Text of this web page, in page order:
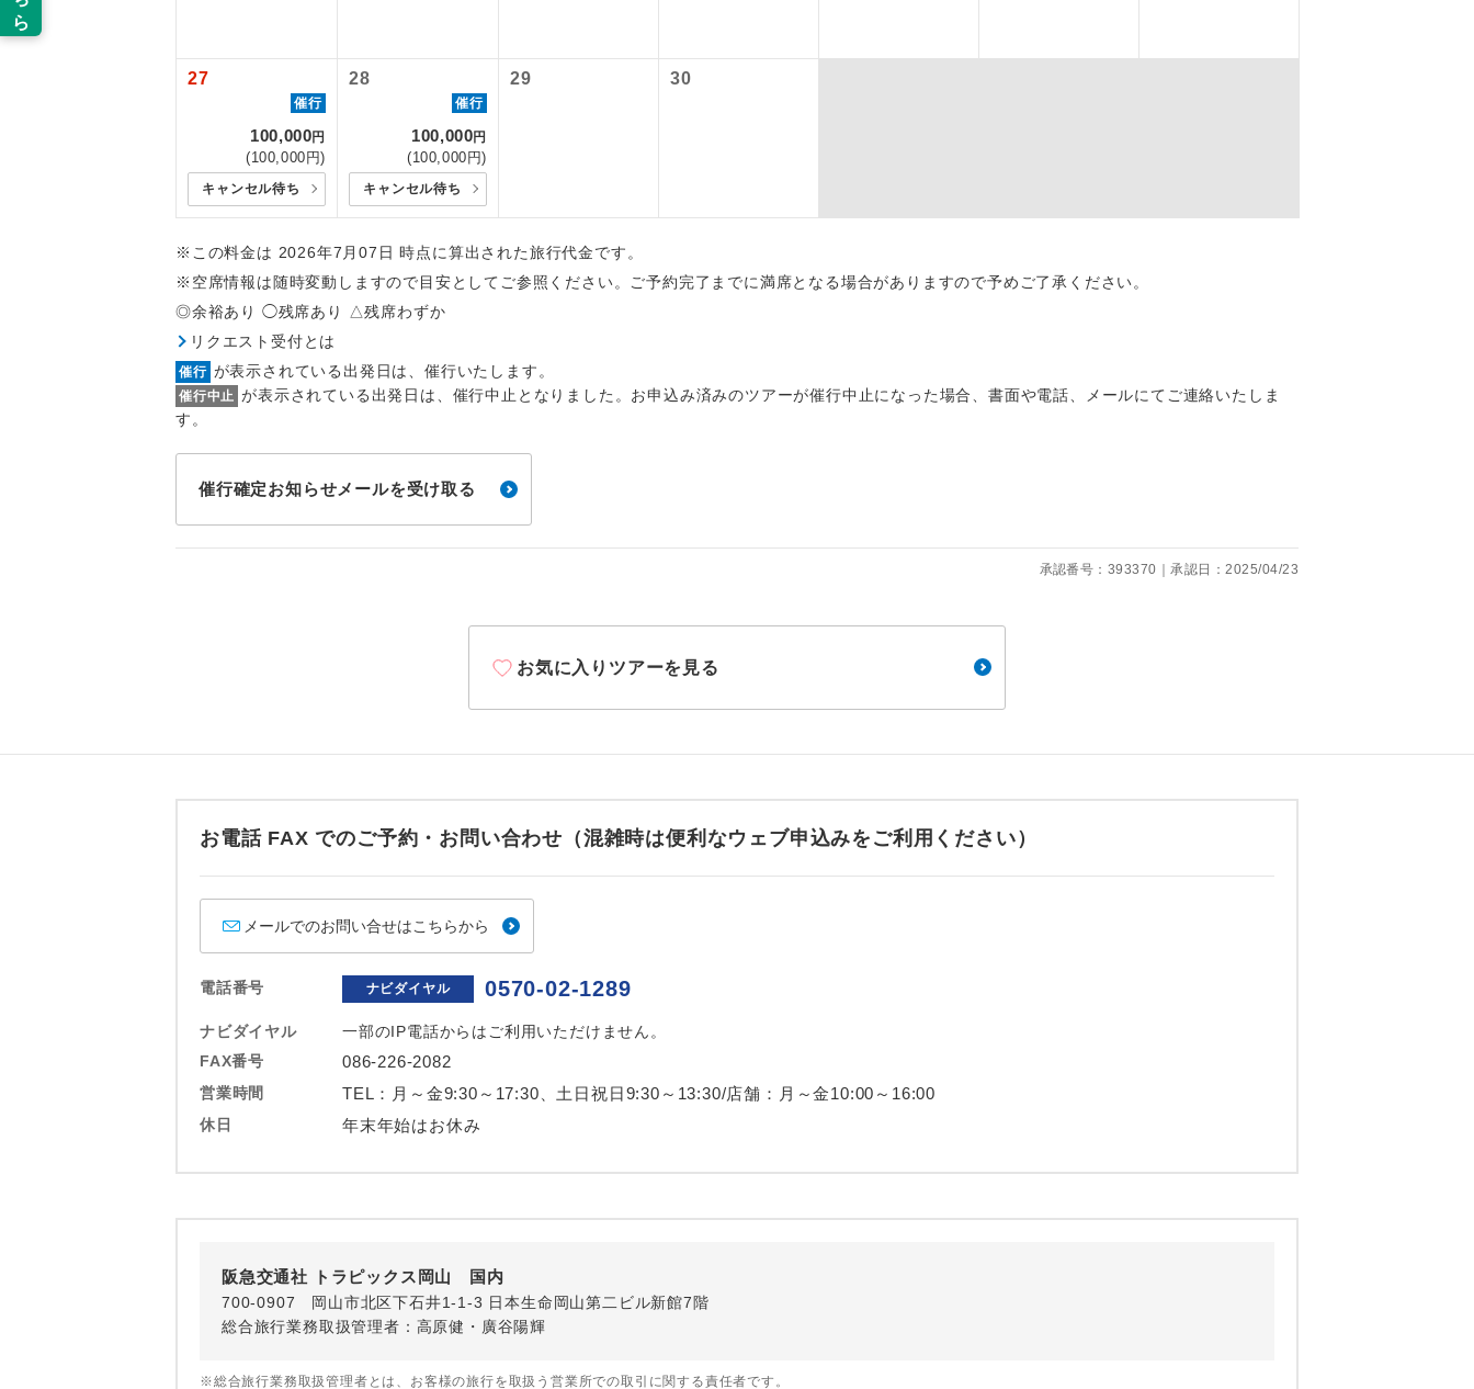
27
催行
100,000円
(100,000円)
キャンセル待ち
28
催行
100,000円
(100,000円)
キャンセル待ち
29 30
※この料金は 2026年7月07日 時点に算出された旅行代金です。
※空席情報は随時変動しますので目安としてご参照ください。ご予約完了までに満席となる場合がありますので予めご了承ください。
◎余裕あり ◯残席あり △残席わずか
リクエスト受付とは
催行 が表示されている出発日は、催行いたします。
催行中止 が表示されている出発日は、催行中止となりました。お申込み済みのツアーが催行中止になった場合、書面や電話、メールにてご連絡いたしま
す。
催行確定お知らせメールを受け取る
承認番号：393370｜承認日：2025/04/23
お気に入りツアーを見る
お電話 FAX でのご予約・お問い合わせ（混雑時は便利なウェブ申込みをご利用ください）
メールでのお問い合せはこちらから
電話番号 ナビダイヤル 0570-02-1289
ナビダイヤル
一部のIP電話からはご利用いただけません。
FAX番号
086-226-2082
営業時間 TEL：月～金9:30～17:30、土日祝日9:30～13:30/店舗：月～金10:00～16:00
休日 年末年始はお休み
阪急交通社 トラピックス岡山 国内
700-0907 岡山市北区下石井1-1-3 日本生命岡山第二ビル新館7階
総合旅行業務取扱管理者：高原健・廣谷陽輝
※総合旅行業務取扱管理者とは、お客様の旅行を取扱う営業所での取引に関する責任者です。
絶景スポットに立ち寄るコースです。
温泉
全食事付き
全てのお食事が付いていますので、お食事の心配はいりませ
周りの音を気にせず、ガイドさんの説明をじっくり聞くこと
1名様催行
1名様1室利用でも追加料金がかからないコースです。
航空会社指定
利用航空会社が指定なので、ご出発の計画にとても便利で